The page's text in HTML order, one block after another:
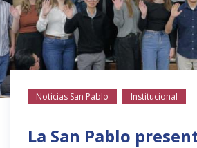
Noticias San Pablo Institucional
La San Pablo